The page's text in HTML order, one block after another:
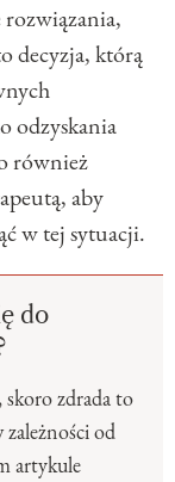
decyzja, którą
odzyskania
również
aby
w tej sytuacji.
do
skoro zdrada to
zależności od
artykule